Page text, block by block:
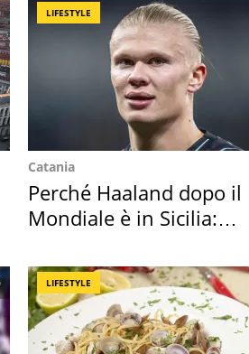
LIFESTYLE
Catania
Perché Haaland dopo il
Mondiale è in Sicilia:
LIFESTYLE